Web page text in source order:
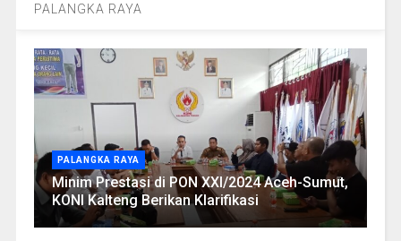
PALANGKA RAYA
PALANGKA RAYA
Minim Prestasi di PON XXI/2024 Aceh-Sumut,
KONI Kalteng Berikan Klarifikasi